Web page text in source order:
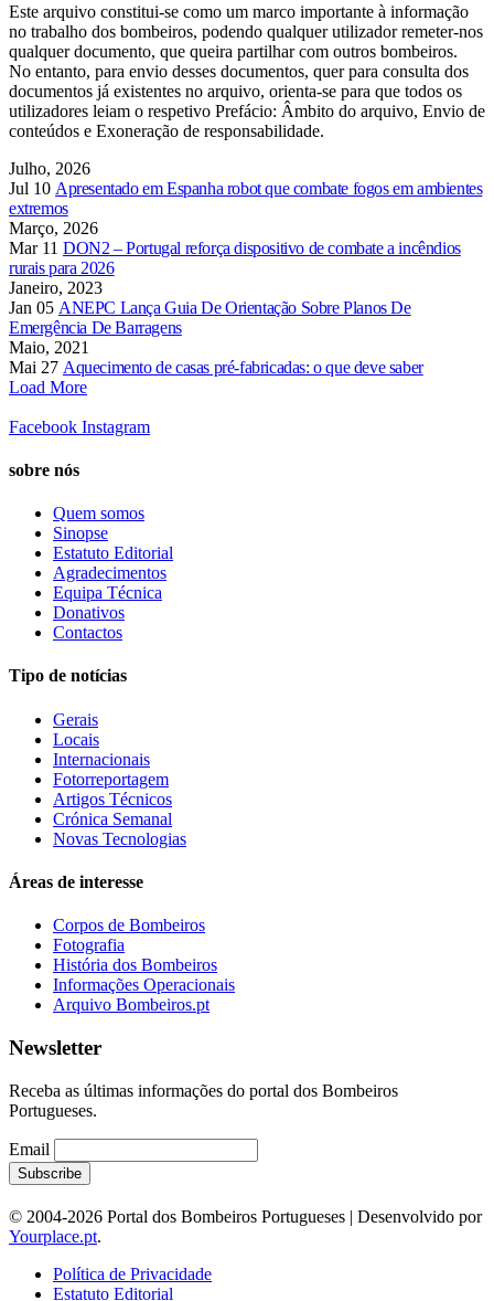
Este arquivo constitui-se como um marco importante à informação
no trabalho dos bombeiros, podendo qualquer utilizador remeter-nos
qualquer documento, que queira partilhar com outros bombeiros.
No entanto, para envio desses documentos, quer para consulta dos
documentos já existentes no arquivo, orienta-se para que todos os
utilizadores leiam o respetivo Prefácio: Âmbito do arquivo, Envio de
conteúdos e Exoneração de responsabilidade.
Julho, 2026
Jul 10 Apresentado em Espanha robot que combate fogos em ambientes
extremos
Março, 2026
Mar 11 DON2 – Portugal reforça dispositivo de combate a incêndios
rurais para 2026
Janeiro, 2023
Jan 05 ANEPC Lança Guia De Orientação Sobre Planos De
Emergência De Barragens
Maio, 2021
Mai 27 Aquecimento de casas pré-fabricadas: o que deve saber
Load More
Facebook Instagram
sobre nós
Quem somos
Sinopse
Estatuto Editorial
Agradecimentos
Equipa Técnica
Donativos
Contactos
Tipo de notícias
Gerais
Locais
Internacionais
Fotorreportagem
Artigos Técnicos
Crónica Semanal
Novas Tecnologias
Áreas de interesse
Corpos de Bombeiros
Fotografia
História dos Bombeiros
Informações Operacionais
Arquivo Bombeiros.pt
Newsletter
Receba as últimas informações do portal dos Bombeiros
Portugueses.
Email
© 2004-2026 Portal dos Bombeiros Portugueses | Desenvolvido por
Yourplace.pt.
Política de Privacidade
Estatuto Editorial